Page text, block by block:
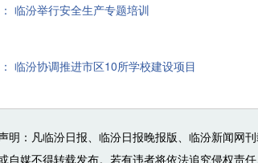
临汾举行安全生产专题培训
临汾协调推进市区10所学校建设项目
明：凡临汾日报、临汾日报晚报版、临汾新闻网
自媒不得转载发布。若有违者将依法追究侵权责任